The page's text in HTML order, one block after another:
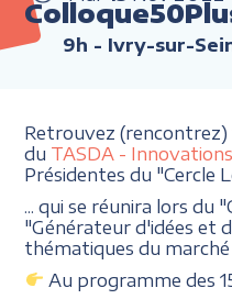
9h - Ivry-sur-
Retrouvez (rencontrez)
du TASDA -
Présidentes du "Cercle
... qui se réunira lors du
"Générateur d'idées et
thématiques du marché
Au programme des